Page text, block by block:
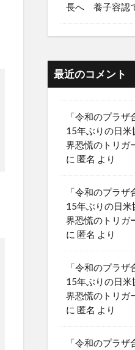
長へ 養子容認
最近のコメント
「令和のプラ
15年ぶりの日
界恐慌のトリガ
に 匿名 より
「令和のプラ
15年ぶりの日
界恐慌のトリガ
に 匿名 より
「令和のプラ
15年ぶりの日
界恐慌のトリガ
に 匿名 より
「令和のプラ